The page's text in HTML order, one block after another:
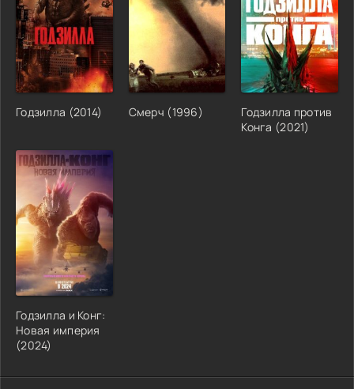
Годзилла (2014) Смерч (1996)
Годзилла против
Конга (2021)
Годзилла и Конг:
Новая империя
(2024)